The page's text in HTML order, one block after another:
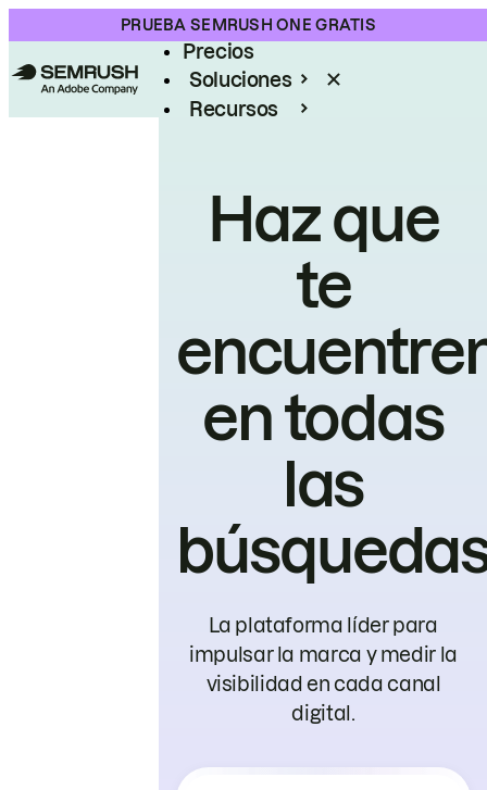
PRUEBA SEMRUSH ONE GRATIS
Producto
Precios
Soluciones
Recursos
Haz que
te
en todas
las
La plataforma líder para
impulsar la marca y medir la
visibilidad en cada canal
digital.